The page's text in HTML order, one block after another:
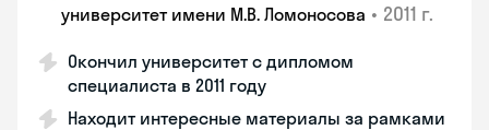
университет имени М.В. Ломоносова • 2011 г.
Окончил университет с дипломом
специалиста в 2011 году
Находит интересные материалы за рамками